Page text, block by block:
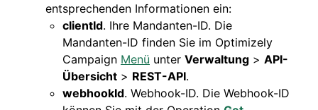
entsprechenden Informationen ein:
clientId. Ihre Mandanten-ID. Die
Mandanten-ID finden Sie im Optimizely
Campaign Menü unter Verwaltung > API-
Übersicht > REST-API.
webhookId. Webhook-ID. Die Webhook-ID